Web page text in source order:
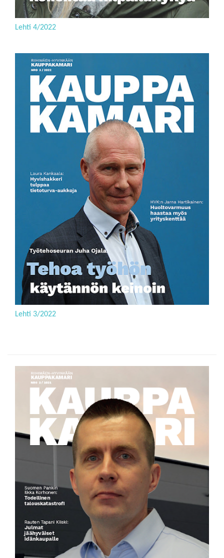
Lehti 4/2022
Lehti 3/2022